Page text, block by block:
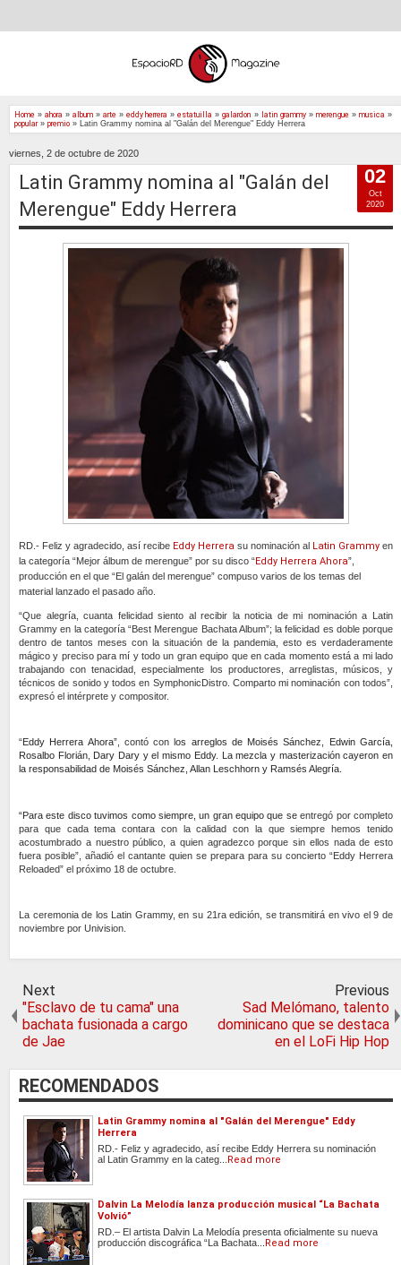
Home » ahora » album » arte » eddy herrera » estatuilla » galardon » latin grammy » merengue » musica »
popular» premio » Latin Grammy nomina al "Galán del Merengue" Eddy Herrera
viernes, 2 de octubre de 2020
Latin Grammy nomina al "Galán del
Merengue" Eddy Herrera
RD.- Feliz y agradecido, así recibe Eddy Herrera su nominación al Latin Grammy en
la categoría “Mejor álbum de merengue” por su disco “Eddy Herrera Ahora”
producción en el que “El galán del merengue” compuso varios de los temas del
material lanzado el pasado año.
“Que alegría, cuanta felicidad siento al recibir la noticia de mi nominación a Latin
Grammy en la categoría “Best Merengue Bachata Album”; la felicidad es doble porque
dentro de tantos meses con la situación de la pandemia, esto es verdaderamente
mágico y preciso para mí y todo un gran equipo que en cada momento está a mi lado
trabajando con tenacidad, especialmente los productores, arreglistas, músicos, y
técnicos de sonido y todos en SymphonicDistro. Comparto mi nominación con todos”,
expresó el intérprete y compositor.
“Eddy Herrera Ahora”, contó con los arreglos de Moisés Sánchez, Edwin García,
Rosalbo Florián, Dary Dary y el mismo Eddy. La mezcla y masterización cayeron en
la responsabilidad de Moisés Sánchez, Allan Leschhorn y Ramsés Alegría.
“Para este disco tuvimos como siempre, un gran equipo que seentregó por completo
para que cada tema contara con la calidad con la que siempre hemos tenido
acostumbrado a nuestro público, a quien agradezco porque sin ellos nada de esto
fuera posible”, añadió el cantante quien se prepara para su concierto “Eddy Herrera
Reloaded” el próximo 18 de octubre.
La ceremonia de los Latin Grammy, en su 21ra edición, se transmitirá en vivo el 9 de
noviembre por Univision.
02
Oct
2020
Next
"Esclavo de tu cama" una
bachata fusionada a cargo
de Jae
Previous
Sad Melómano, talento
dominicano que se destaca
en el LoFi Hip Hop
RECOMENDADOS
Latin Grammy nomina al "Galán del Merengue" Eddy
Herrera
RD.- Feliz y agradecido, así recibe Eddy Herrera su nominación
al Latin Grammy en la categ... Read more
Dalvin La Melodía lanza producción musical “La Bachata
Volvió”
RD.– El artista Dalvin La Melodía presenta oficialmente su nueva
producción discográfica “La Bachata... Read more